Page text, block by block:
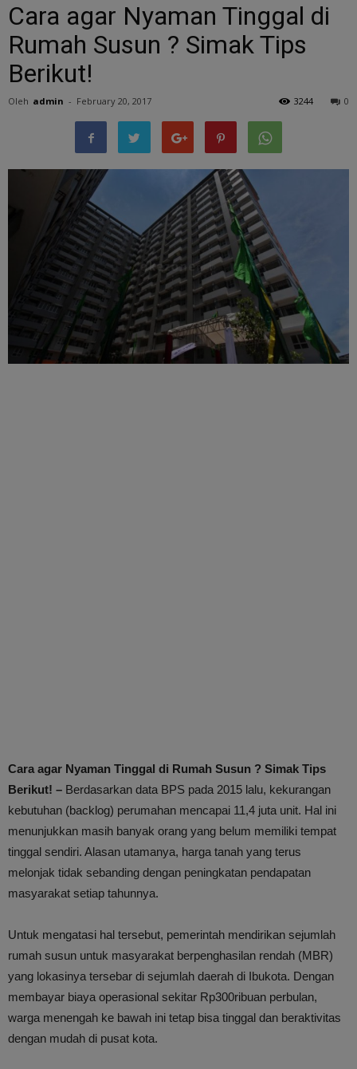
Cara agar Nyaman Tinggal di
Rumah Susun ? Simak Tips
Berikut!
Oleh admin - February 20, 2017 0
3244
Cara agar Nyaman Tinggal di Rumah Susun ? Simak Tips
Berikut! – Berdasarkan data BPS pada 2015 lalu, kekurangan
kebutuhan (backlog) perumahan mencapai 11,4 juta unit. Hal ini
menunjukkan masih banyak orang yang belum memiliki tempat
tinggal sendiri. Alasan utamanya, harga tanah yang terus
melonjak tidak sebanding dengan peningkatan pendapatan
masyarakat setiap tahunnya.
Untuk mengatasi hal tersebut, pemerintah mendirikan sejumlah
rumah susun untuk masyarakat berpenghasilan rendah (MBR)
yang lokasinya tersebar di sejumlah daerah di Ibukota. Dengan
membayar biaya operasional sekitar Rp300ribuan perbulan,
warga menengah ke bawah ini tetap bisa tinggal dan beraktivitas
dengan mudah di pusat kota.